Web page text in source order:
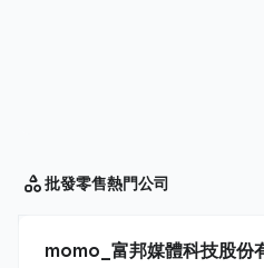
批發零售熱門公司
momo_富邦媒體科技股份